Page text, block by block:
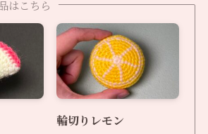
はこちら
輪切りレモン